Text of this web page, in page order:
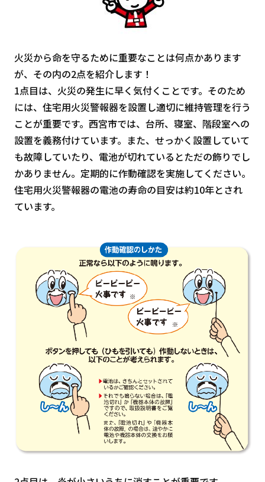
火災から命を守るために重要なことは何点かあります
が、その内の2点を紹介します！
1点目は、火災の発生に早く気付くことです。そのため
には、住宅用火災警報器を設置し適切に維持管理を行う
ことが重要です。西宮市では、台所、寝室、階段室への
設置を義務付けています。また、せっかく設置していて
も故障していたり、電池が切れているとただの飾りでし
かありません。定期的に作動確認を実施してください。
住宅用火災警報器の電池の寿命の目安は約10年とされ
ています。